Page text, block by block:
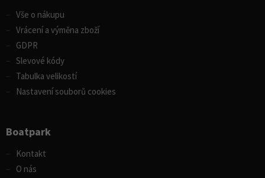
Vše o nákupu
Vrácení a výměna zboží
GDPR
Slevové kódy
Tabulka velikostí
Nastavení souborů cookies
Boatpark
Kontakt
O nás